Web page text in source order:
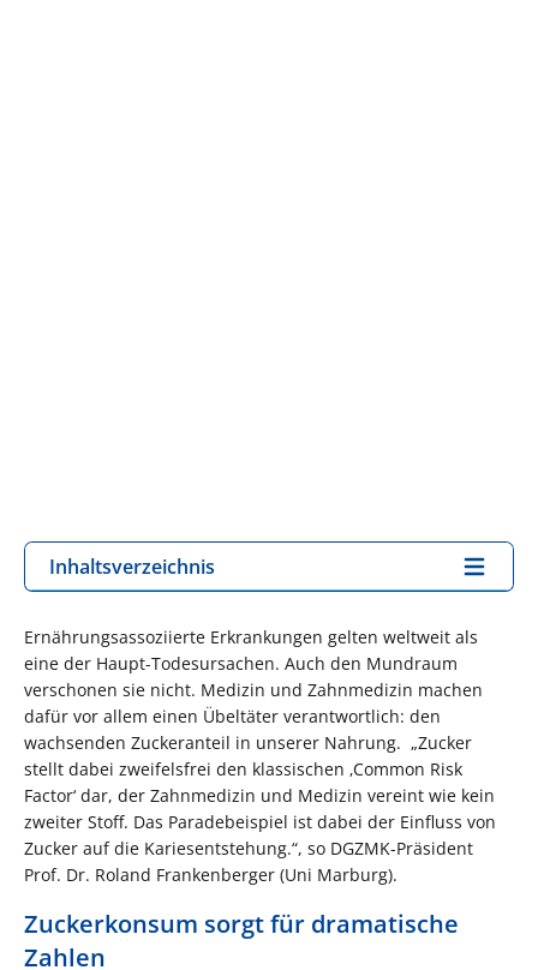
Inhaltsverzeichnis
Ernährungsassoziierte Erkrankungen gelten weltweit als
eine der Haupt-Todesursachen. Auch den Mundraum
verschonen sie nicht. Medizin und Zahnmedizin machen
dafür vor allem einen Übeltäter verantwortlich: den
wachsenden Zuckeranteil in unserer Nahrung. „Zucker
stellt dabei zweifelsfrei den klassischen ‚Common Risk
Factor‘ dar, der Zahnmedizin und Medizin vereint wie kein
zweiter Stoff. Das Paradebeispiel ist dabei der Einfluss von
Zucker auf die Kariesentstehung.“, so DGZMK-Präsident
Prof. Dr. Roland Frankenberger (Uni Marburg).
Zuckerkonsum sorgt für dramatische
Zahlen